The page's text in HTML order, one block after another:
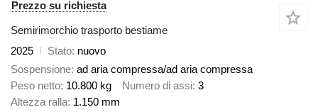
Prezzo su richiesta
Semirimorchio trasporto bestiame
2025
Stato nuovo
Sospensione ad aria compressa/ad aria compressa
Peso netto 10.800 kg Numero di assi 3
Altezza ralla 1.150 mm